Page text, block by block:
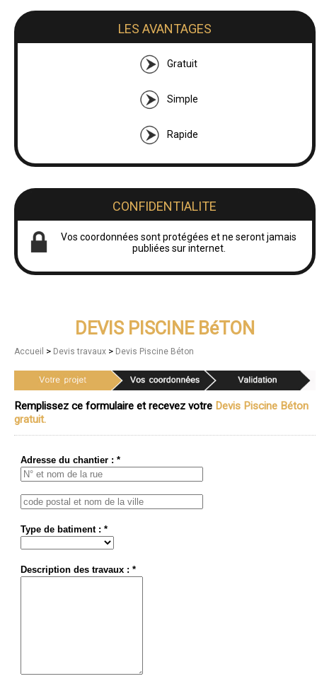
LES AVANTAGES
Gratuit
Simple
Rapide
CONFIDENTIALITE
Vos coordonnées sont protégées et ne seront jamais
publiées sur internet.
DEVIS PISCINE BéTON
Accueil > Devis travaux > Devis Piscine Béton
Remplissez ce formulaire et recevez votre Devis Piscine Béton
gratuit.
Adresse du chantier : *
Type de batiment : *
Description des travaux : *